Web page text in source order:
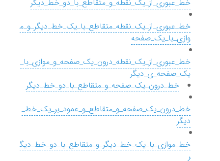
خط_عبوری_از_یک_نقطه_و_متقاطع_با_دو_خط_دیگر
خط_عبوری_از_یک_نقطه_متقاطع_با_یک_خط_دیگر_و_م
وازی_با_یک_صفحه
خط_عبوری_از_یک_نقطه_درون_یک_صفحه_و_موازی_با_
یک_صفحه_ی_دیگر
خط_درون_یک_صفحه_و_متقاطع_با_دو_خط_دیگر
خط_درون_یک_صفحه_و_متقاطع_و_عمود_بر_یک_خط_
دیگر
خط_موازی_با_یک_خط_دیگر_و_متقاطع_با_دو_خط_دیگ
ر